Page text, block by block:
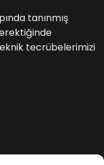
tanınmış
tecrübelerimizi